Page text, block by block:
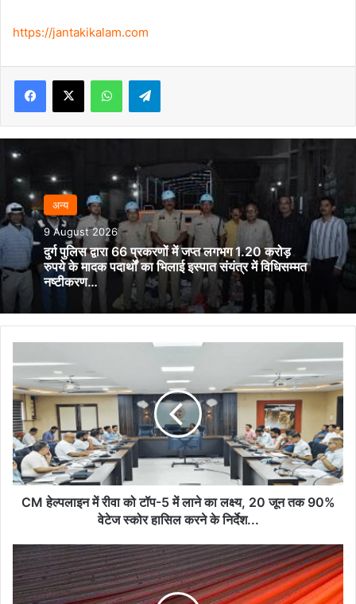
https://jantakikalam.com
Facebook
X WhatsAppTelegram
अन्‍य
9 August 2026
दुर्ग पुलिस द्वारा 66 प्रकरणों में जप्त लगभग 1.20 करोड़
रुपये के मादक पदार्थों का भिलाई इस्पात संयंत्र में विधिसम्मत
नष्टीकरण…
हेल्पलाइन
में
रीवा
को
टॉप-5
में
लाने
का
लक्ष्य,
तक
90%
वेटेज
स्कोर
CM हेल्पलाइन में रीवा को टॉप-5 में लाने का लक्ष्य, 20 जून तक 90%
वेटेज स्कोर हासिल करने के निर्देश...
संयंत्र
के
यूनिवर्सल
रेल